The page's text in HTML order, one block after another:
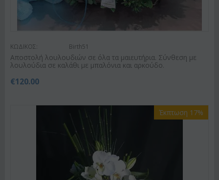
ΚΩΔΙΚΟΣ: Birth51
Αποστολή λουλουδιών σε όλα τα μαιευτήρια. Σύνθεση με
λουλούδια σε καλάθι με μπαλόνια και αρκούδο.
€120.00
Έκπτωση 17%